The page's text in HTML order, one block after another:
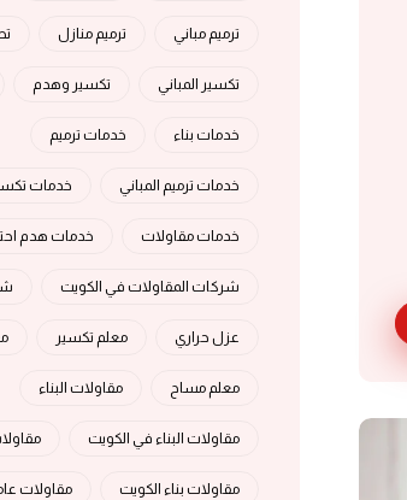
ترميم مباني ترميم منازل
تكسير المباني تكسير وهدم
خدمات بناء خدمات ترميم
خدمات ترميم المباني خدمات
خدمات مقاولات خدمات هدم
شركات المقاولات في الكويت
عزل حراري معلم تكسير
معلم مساح مقاولات البناء
مقاولات البناء في الكويت
مقاولات بناء الكويت مقاولات